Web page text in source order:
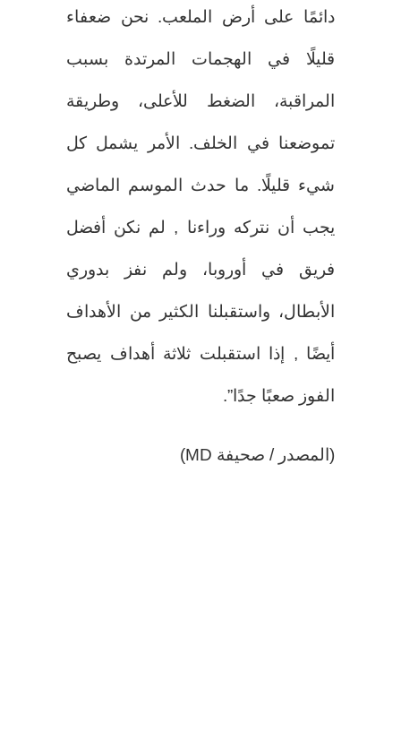
دائمًا على أرض الملعب. نحن ضعفاء
قليلًا في الهجمات المرتدة بسبب
المراقبة، الضغط للأعلى، وطريقة
تموضعنا في الخلف. الأمر يشمل كل
شيء قليلًا. ما حدث الموسم الماضي
يجب أن نتركه وراءنا , لم نكن أفضل
فريق في أوروبا، ولم نفز بدوري
الأبطال، واستقبلنا الكثير من الأهداف
أيضًا , إذا استقبلت ثلاثة أهداف يصبح
الفوز صعبًا جدًا”.
(المصدر / صحيفة MD)